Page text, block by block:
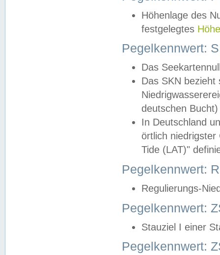
Höhenlage des
festgelegtes
Pegelkennwert:
Das
Das SKN
deutschen
In Deutschland
örtlich
Tide (LAT)"
Pegelkennwert:
Regulierungs-
Pegelkennwert:
Stauziel I einer
Pegelkennwert: